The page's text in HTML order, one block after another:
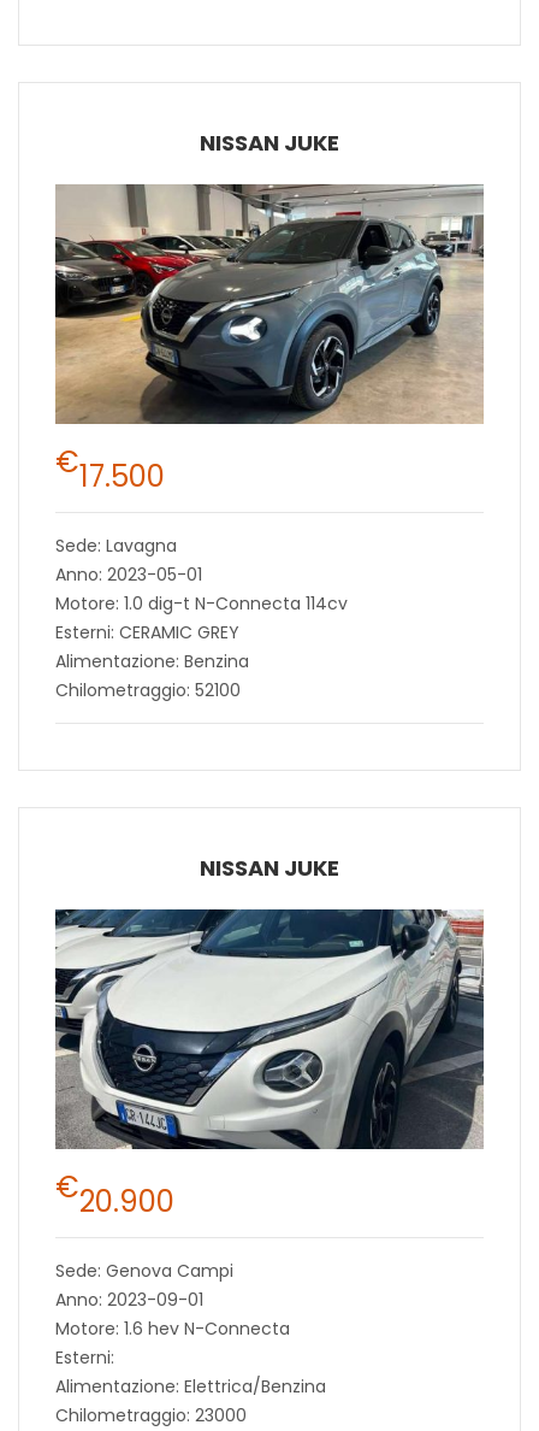
NISSAN JUKE
€17.500
Sede: Lavagna
Anno: 2023-05-01
Motore: 1.0 dig-t N-Connecta 114cv
Esterni: CERAMIC GREY
Alimentazione: Benzina
Chilometraggio: 52100
NISSAN JUKE
€20.900
Sede: Genova Campi
Anno: 2023-09-01
Motore: 1.6 hev N-Connecta
Esterni:
Alimentazione: Elettrica/Benzina
Chilometraggio: 23000